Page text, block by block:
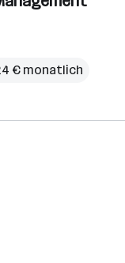
€ monatlich